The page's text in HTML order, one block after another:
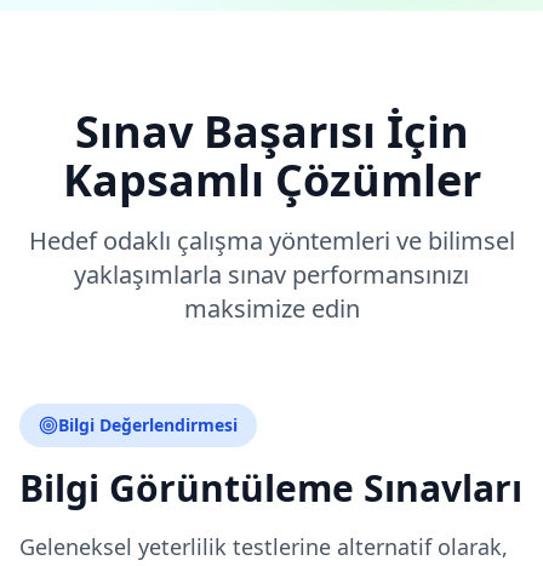
Sınav Başarısı İçin
Kapsamlı Çözümler
Hedef odaklı çalışma yöntemleri ve bilimsel
yaklaşımlarla sınav performansınızı
maksimize edin
Bilgi Değerlendirmesi
Bilgi Görüntüleme Sınavları
Geleneksel yeterlilik testlerine alternatif olarak,